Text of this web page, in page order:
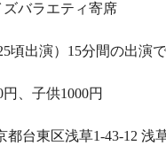
ズバラエティ寄席
頃出演）15分間の出演
円、子供1000円
都台東区浅草1-43-12